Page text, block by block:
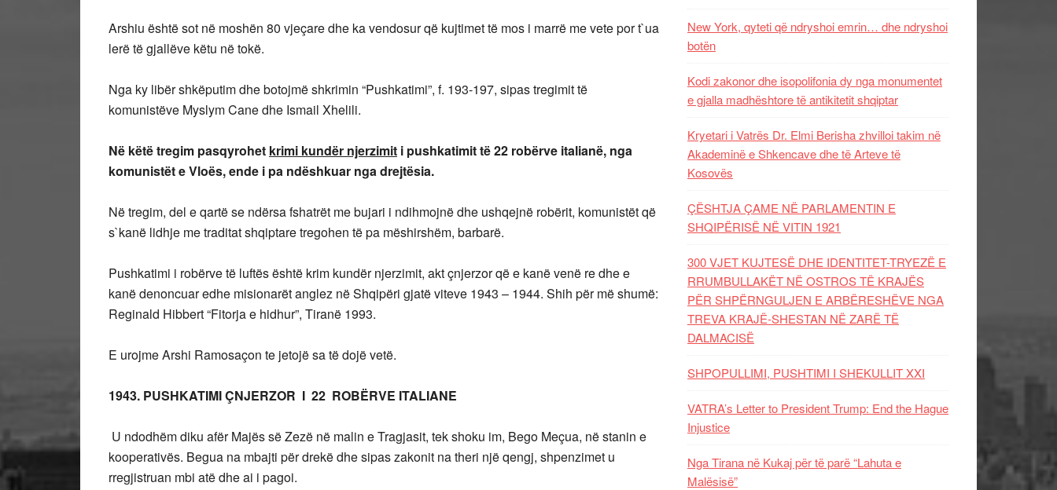
Arshiu është sot në moshën 80 vjeçare dhe ka vendosur që kujtimet të mos i marrë me vete por t`ua
lerë të gjallëve këtu në tokë.
Nga ky libër shkëputim dhe botojmë shkrimin “Pushkatimi”, f. 193-197, sipas tregimit të
komunistëve Myslym Cane dhe Ismail Xhelili.
Në këtë tregim pasqyrohet krimi kundër njerzimit i pushkatimit të 22 robërve italianë, nga
komunistët e Vloës, ende i pa ndëshkuar nga drejtësia.
Në tregim, del e qartë se ndërsa fshatrët me bujari i ndihmojnë dhe ushqejnë robërit, komunistët që
s`kanë lidhje me traditat shqiptare tregohen të pa mëshirshëm, barbarë.
Pushkatimi i robërve të luftës është krim kundër njerzimit, akt çnjerzor që e kanë venë re dhe e
kanë denoncuar edhe misionarët anglez në Shqipëri gjatë viteve 1943 – 1944. Shih për më shumë:
Reginald Hibbert “Fitorja e hidhur”, Tiranë 1993.
E urojme Arshi Ramosaçon te jetojë sa të dojë vetë.
1943. PUSHKATIMI ÇNJERZOR I 22 ROBËRVE ITALIANE
U ndodhëm diku afër Majës së Zezë në malin e Tragjasit, tek shoku im, Bego Meçua, në stanin e
kooperativës. Begua na mbajti për drekë dhe sipas zakonit na theri një qengj, shpenzimet u
rregjistruan mbi atë dhe ai i pagoi.
New York, qyteti që ndryshoi emrin… dhe ndryshoi
botën
Kodi zakonor dhe isopolifonia dy nga monumentet
e gjalla madhështore të antikitetit shqiptar
Kryetari i Vatrës Dr. Elmi Berisha zhvilloi takim në
Akademinë e Shkencave dhe të Arteve të
Kosovës
ÇËSHTJA ÇAME NË PARLAMENTIN E
SHQIPËRISË NË VITIN 1921
300 VJET KUJTESË DHE IDENTITET-TRYEZË E
RRUMBULLAKËT NË OSTROS TË KRAJËS
PËR SHPËRNGULJEN E ARBËRESHËVE NGA
TREVA KRAJË-SHESTAN NË ZARË TË
DALMACISË
SHPOPULLIMI, PUSHTIMI I SHEKULLIT XXI
VATRA’s Letter to President Trump: End the Hague
Injustice
Nga Tirana në Kukaj për të parë “Lahuta e
Malësisë”